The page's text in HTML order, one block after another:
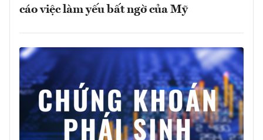
cáo việc làm yếu bất ngờ của Mỹ